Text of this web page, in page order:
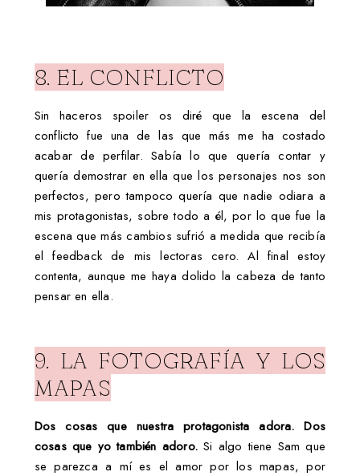
8. EL CONFLICTO
Sin haceros spoiler os diré que la escena del
conflicto fue una de las que más me ha costado
acabar de perfilar. Sabía lo que quería contar y
quería demostrar en ella que los personajes nos son
perfectos, pero tampoco quería que nadie odiara a
mis protagonistas, sobre todo a él, por lo que fue la
escena que más cambios sufrió a medida que recibía
el feedback de mis lectoras cero. Al final estoy
contenta, aunque me haya dolido la cabeza de tanto
pensar en ella.
9. LA FOTOGRAFÍA Y LOS
MAPAS
Dos cosas que nuestra protagonista adora. Dos
cosas que yo también adoro.Si algo tiene Sam que
se parezca a mí es el amor por los mapas, por